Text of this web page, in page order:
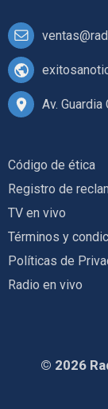
Av.
Código de ética
Registro de
TV en vivo
Términos y
Políticas de
Radio en vivo
© 2026